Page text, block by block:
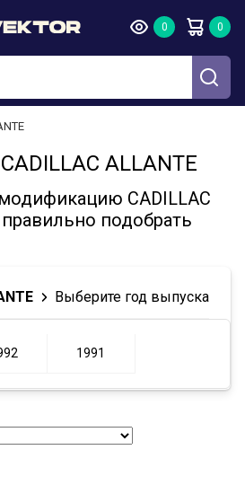
ALLANTE
CADILLAC
подобрать
Выберите год выпуска
1991